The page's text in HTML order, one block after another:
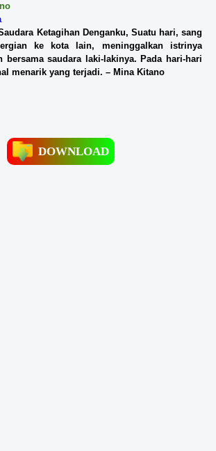
Ketagihan Denganku, Suatu hari, sang
ke kota lain, meninggalkan istrinya
bersama saudara laki-lakinya. Pada hari-hari
menarik yang terjadi. – Mina Kitano
DOWNLOAD